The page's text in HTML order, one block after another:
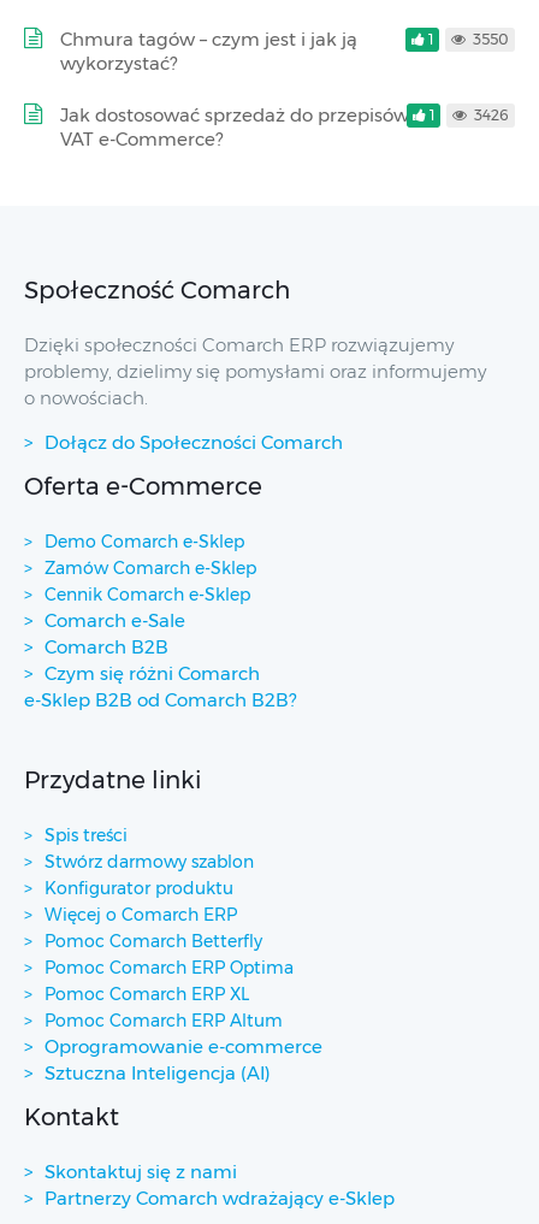
Chmura tagów – czym jest i jak ją
wykorzystać?
1 3550
Jak dostosować sprzedaż do przepisów
VAT e-Commerce?
1 3426
Społeczność Comarch
Dzięki społeczności Comarch ERP rozwiązujemy
problemy, dzielimy się pomysłami oraz informujemy
o nowościach.
Dołącz do Społeczności Comarch
Oferta e-Commerce
Demo Comarch e-Sklep
Zamów Comarch e-Sklep
Cennik Comarch e-Sklep
Comarch e-Sale
Comarch B2B
Czym się różni Comarch
e-Sklep B2B od Comarch B2B?
Przydatne linki
Spis treści
Stwórz darmowy szablon
Konfigurator produktu
Więcej o Comarch ERP
Pomoc Comarch Betterfly
Pomoc Comarch ERP Optima
Pomoc Comarch ERP XL
Pomoc Comarch ERP Altum
Oprogramowanie e-commerce
Sztuczna Inteligencja (AI)
Kontakt
Skontaktuj się z nami
Partnerzy Comarch wdrażający e-Sklep